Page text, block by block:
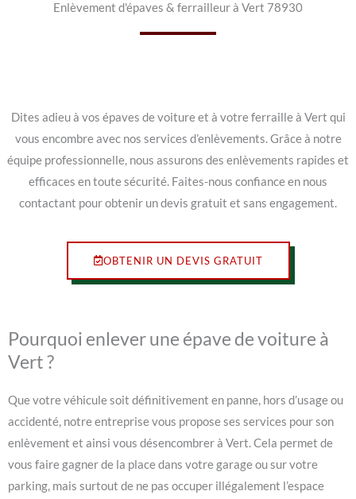
Enlèvement d'épaves & ferrailleur à Vert 78930
Dites adieu à vos épaves de voiture et à votre ferraille à Vert qui
vous encombre avec nos services d’enlèvements. Grâce à notre
équipe professionnelle, nous assurons des enlèvements rapides et
efficaces en toute sécurité. Faites-nous confiance en nous
contactant pour obtenir un devis gratuit et sans engagement.
OBTENIR UN DEVIS GRATUIT
Pourquoi enlever une épave de voiture à
Vert ?
Que votre véhicule soit définitivement en panne, hors d’usage ou
accidenté, notre entreprise vous propose ses services pour son
enlèvement et ainsi vous désencombrer à Vert. Cela permet de
vous faire gagner de la place dans votre garage ou sur votre
parking, mais surtout de ne pas occuper illégalement l’espace